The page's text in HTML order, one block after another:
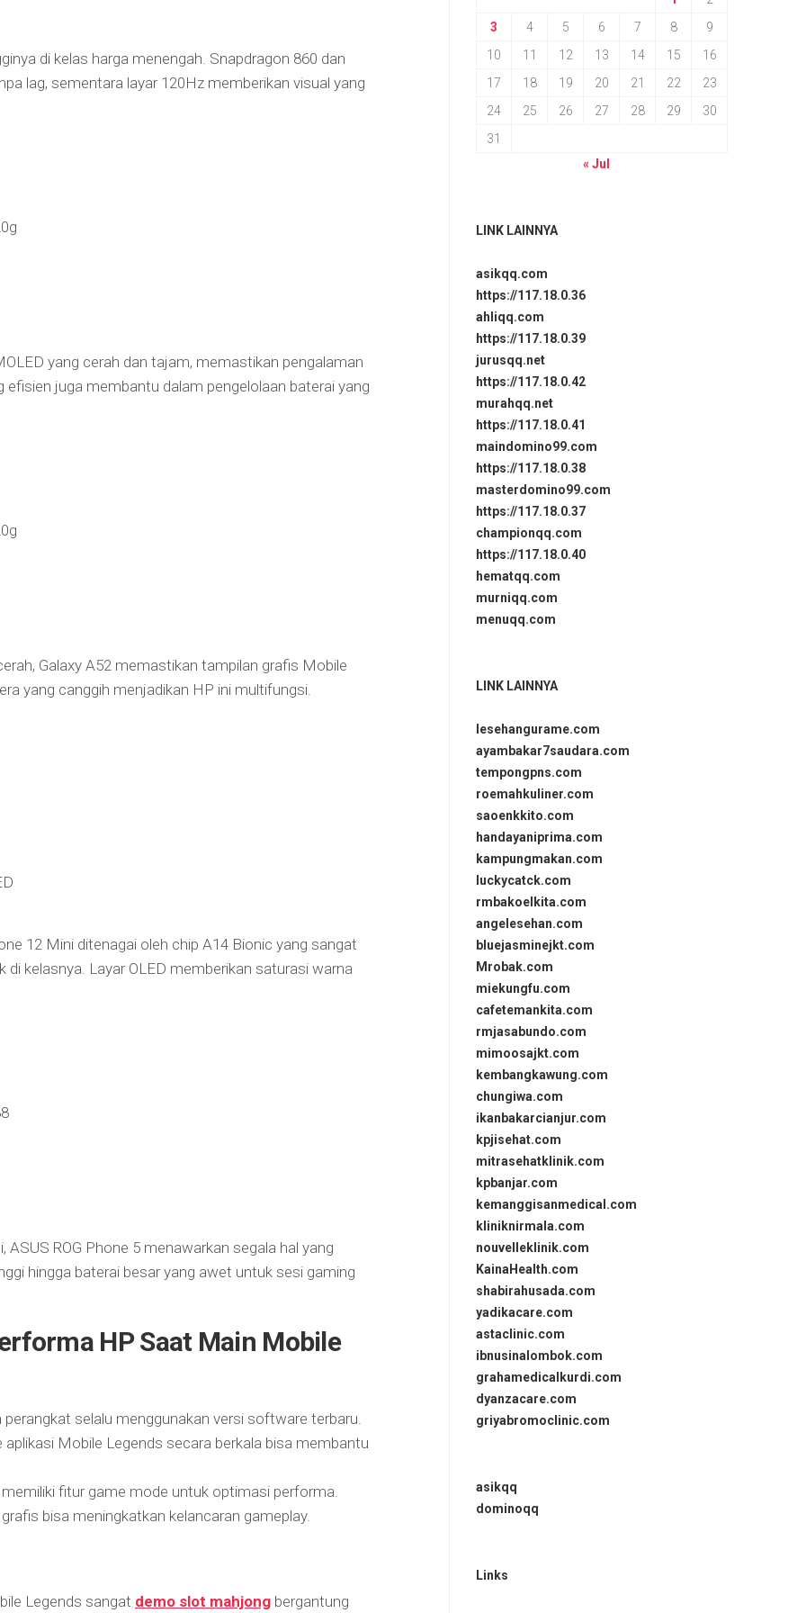
di kelas harga menengah. Snapdragon 860 dan
lag, sementara layar 120Hz memberikan visual yang
yang cerah dan tajam, memastikan pengalaman
juga membantu dalam pengelolaan baterai yang
Galaxy A52 memastikan tampilan grafis Mobile
yang canggih menjadikan HP ini multifungsi.
12 Mini ditenagai oleh chip A14 Bionic yang sangat
kelasnya. Layar OLED memberikan saturasi warna
ROG Phone 5 menawarkan segala hal yang
hingga baterai besar yang awet untuk sesi gaming
HP Saat Main Mobile
selalu menggunakan versi software terbaru.
Mobile Legends secara berkala bisa membantu
fitur game mode untuk optimasi performa.
bisa meningkatkan kelancaran gameplay.
Legends sangat demo slot mahjong bergantung
3
4 5 6 7 8
9
10
11 12 13 14 15
16
17
18 19 20 21 22
23
24
25 26 27 28 29
30
31
« Jul
LINK LAINNYA
asikqq.com
https://117.18.0.36
ahliqq.com
https://117.18.0.39
jurusqq.net
https://117.18.0.42
murahqq.net
https://117.18.0.41
maindomino99.com
https://117.18.0.38
masterdomino99.com
https://117.18.0.37
championqq.com
https://117.18.0.40
hematqq.com
murniqq.com
menuqq.com
LINK LAINNYA
lesehangurame.com
ayambakar7saudara.com
tempongpns.com
roemahkuliner.com
saoenkkito.com
handayaniprima.com
kampungmakan.com
luckycatck.com
rmbakoelkita.com
angelesehan.com
bluejasminejkt.com
Mrobak.com
miekungfu.com
cafetemankita.com
rmjasabundo.com
mimoosajkt.com
kembangkawung.com
chungiwa.com
ikanbakarcianjur.com
kpjisehat.com
mitrasehatklinik.com
kpbanjar.com
kemanggisanmedical.com
kliniknirmala.com
nouvelleklinik.com
KainaHealth.com
shabirahusada.com
yadikacare.com
astaclinic.com
ibnusinalombok.com
grahamedicalkurdi.com
dyanzacare.com
griyabromoclinic.com
asikqq
dominoqq
Links